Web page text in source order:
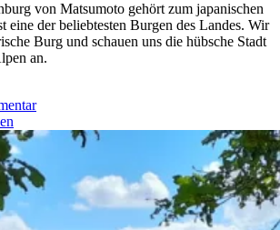
von Matsumoto gehört zum japanischen
eine der beliebtesten Burgen des Landes. Wir
Burg und schauen uns die hübsche Stadt
an.